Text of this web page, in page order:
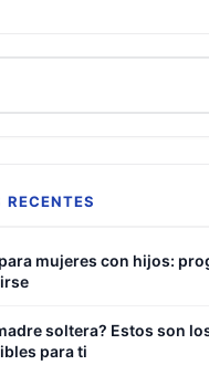
RECENTES
mujeres con hijos:
soltera? Estos son
para ti